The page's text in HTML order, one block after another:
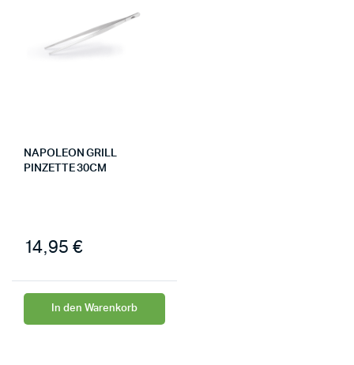
NAPOLEON GRILL
PINZETTE 30CM
14,95 €
In den Warenkorb